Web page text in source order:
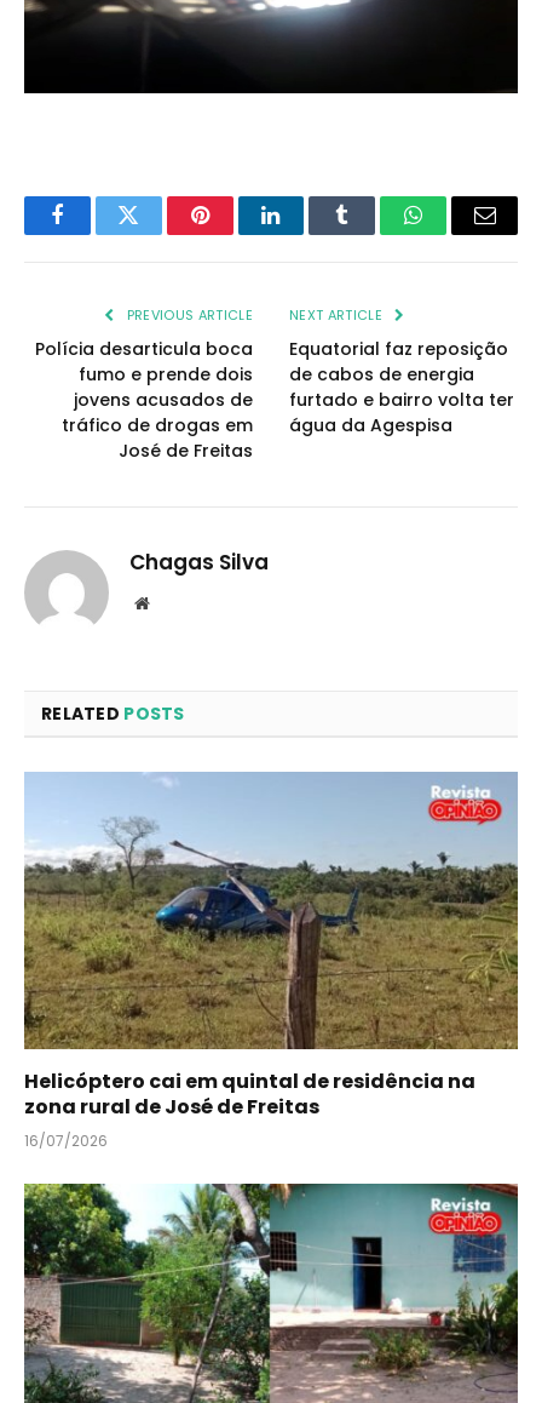
FacebookTwitter PinterestLinkedInTumblr WhatsAppEmail
PREVIOUS ARTICLE
Polícia desarticula boca
fumo e prende dois
jovens acusados de
tráfico de drogas em
José de Freitas
NEXT ARTICLE
Equatorial faz reposição
de cabos de energia
furtado e bairro volta ter
água da Agespisa
Chagas Silva
Website
RELATED POSTS
Helicóptero cai em quintal de residência na
zona rural de José de Freitas
16/07/2026